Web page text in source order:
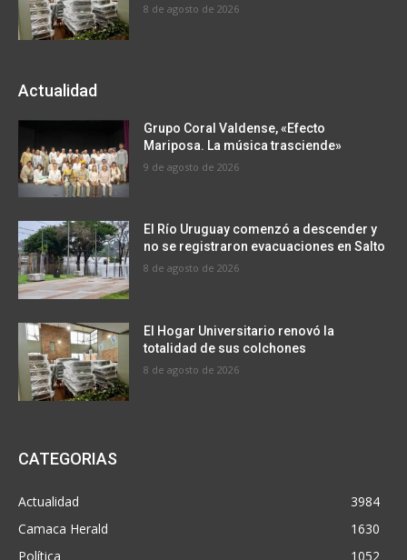
8 de agosto de 2026
Actualidad
Grupo Coral Valdense, «Efecto
Mariposa. La música trasciende»
9 de agosto de 2026
El Río Uruguay comenzó a descender y
no se registraron evacuaciones en Salto
8 de agosto de 2026
El Hogar Universitario renovó la
totalidad de sus colchones
8 de agosto de 2026
CATEGORIAS
Actualidad
3984
Camaca Herald
1630
Política
1052